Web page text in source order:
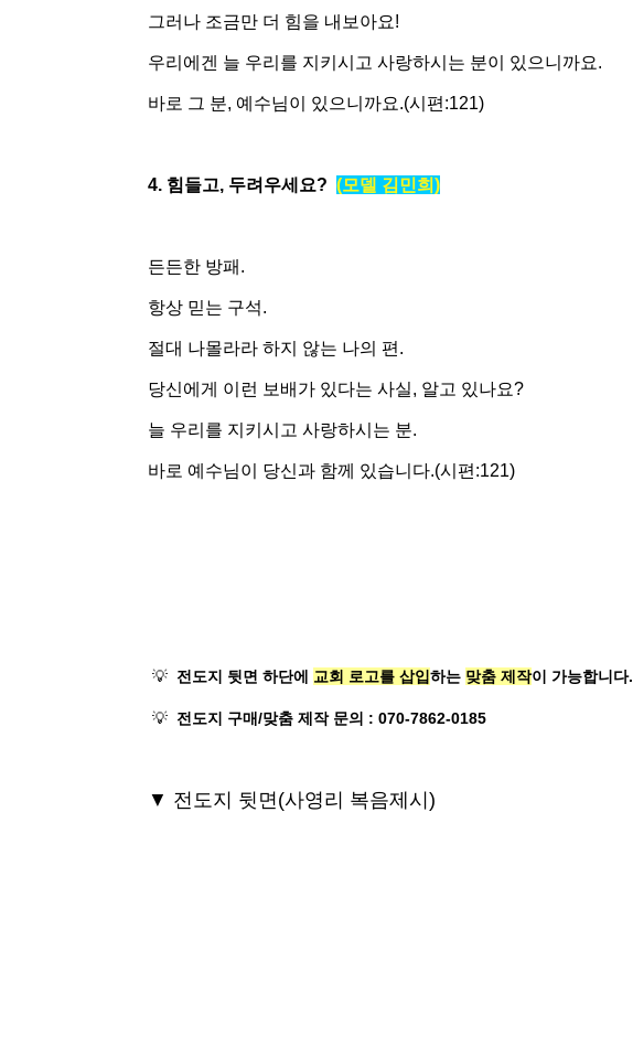
그러나 조금만 더 힘을 내보아요!
우리에겐 늘 우리를 지키시고 사랑하시는 분이 있으니까요.
바로 그 분, 예수님이 있으니까요.(시편:121)
4. 힘들고, 두려우세요?(모델 김민희)
든든한 방패.
항상 믿는 구석.
절대 나몰라라 하지 않는 나의 편.
당신에게 이런 보배가 있다는 사실, 알고 있나요?
늘 우리를 지키시고 사랑하시는 분.
바로 예수님이 당신과 함께 있습니다.(시편 :121)
💡 전도지 뒷면 하단에 교회 로고를 삽입하는 맞춤 제작이 가능합니다.
💡 전도지 구매/맞춤 제작 문의 : 070-7862-0185
▼ 전도지 뒷면(사영리 복음제시)